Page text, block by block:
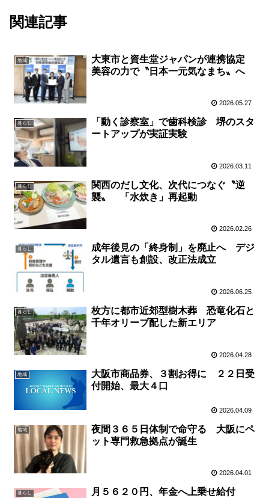
関連記事
地域
大東市と資生堂ジャパンが連携協定
美容の力で〝日本一元気なまち〟へ
2026.05.27
暮らし
「動く診察室」で歯科検診 堺のスタ
ートアップが実証実験
2026.03.11
暮らし
関西のだし文化、次代につなぐ〝逆
襲〟 「水炊き」再起動
2026.02.26
暮らし
成年後見の「終身制」を廃止へ デジ
タル遺言も創設、改正法成立
2026.06.25
暮らし
枚方に都市近郊型樹木葬 恐竜化石と
千年オリーブ配した新エリア
2026.04.28
地域
大阪市商品券、３割お得に ２２日受
付開始、最大４口
2026.04.09
地域
夜間３６５日体制で命守る 大阪にペ
ット専門救急拠点が誕生
2026.04.01
暮らし
月５６２０円、年金へ上乗せ給付